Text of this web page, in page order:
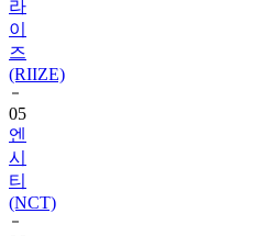
즈
(RIIZE)
05
엔
시
티
(NCT)
06
블